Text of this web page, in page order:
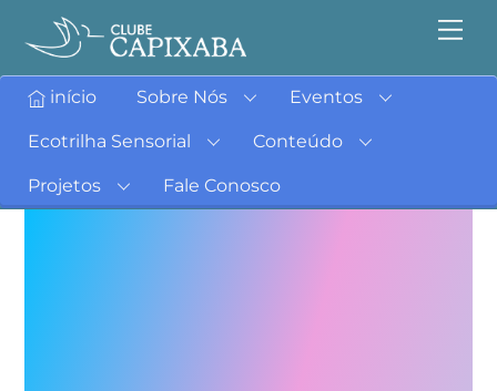
início Sobre Nós Eventos
Ecotrilha Sensorial Conteúdo
Projetos Fale Conosco